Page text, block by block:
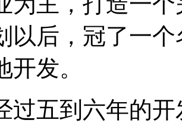
以后，冠了一
开发。
过五到六年的